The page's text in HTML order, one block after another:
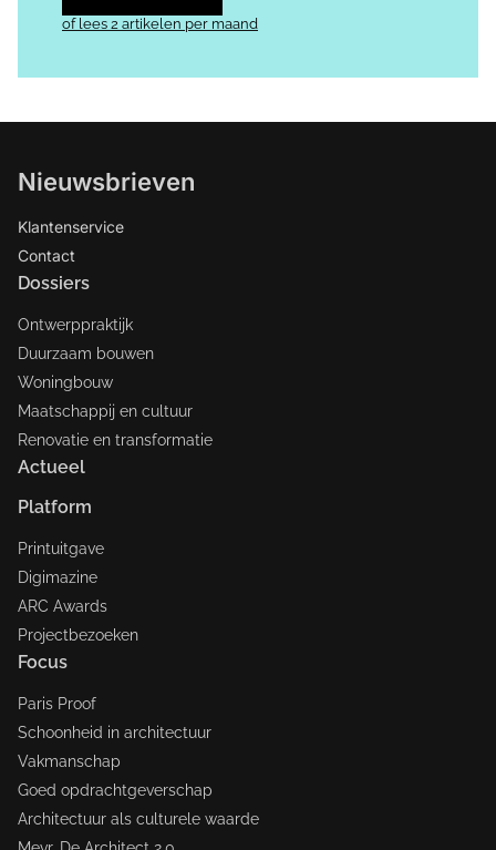
of lees 2 artikelen per maand
Nieuwsbrieven
Klantenservice
Contact
Dossiers
Ontwerppraktijk
Duurzaam bouwen
Woningbouw
Maatschappij en cultuur
Renovatie en transformatie
Actueel
Platform
Printuitgave
Digimazine
ARC Awards
Projectbezoeken
Focus
Paris Proof
Schoonheid in architectuur
Vakmanschap
Goed opdrachtgeverschap
Architectuur als culturele waarde